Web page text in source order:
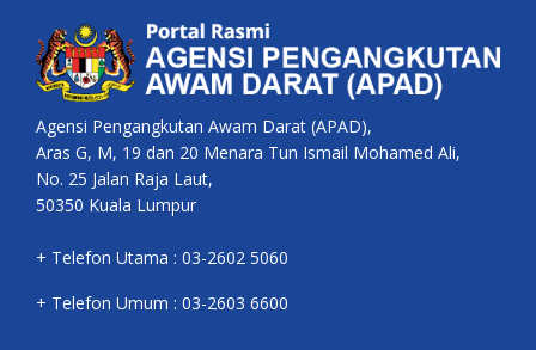
Agensi Pengangkutan Awam Darat (APAD),
Aras G, M, 19 dan 20 Menara Tun Ismail Mohamed Ali,
No. 25 Jalan Raja Laut,
50350 Kuala Lumpur
+ Telefon Utama : 03-2602 5060
+ Telefon Umum : 03-2603 6600